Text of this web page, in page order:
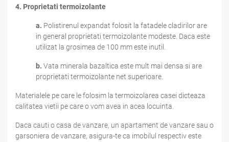
4. Proprietati termoizolante
a. Polistirenul expandat folosit la fatadele cladirilor are
in general proprietati termoizolante modeste. Daca este
utilizat la grosimea de 100 mm este inutil.
b. Vata minerala bazaltica este mult mai densa si are
proprietati termoizolante net superioare.
Materialele pe care le folosim la termoizolarea casei dicteaza
calitatea vietii pe care o vom avea in acea locuinta.
Daca cauti o casa de vanzare, un apartament de vanzare sau o
garsoniera de vanzare, asigura-te ca imobilul respectiv este